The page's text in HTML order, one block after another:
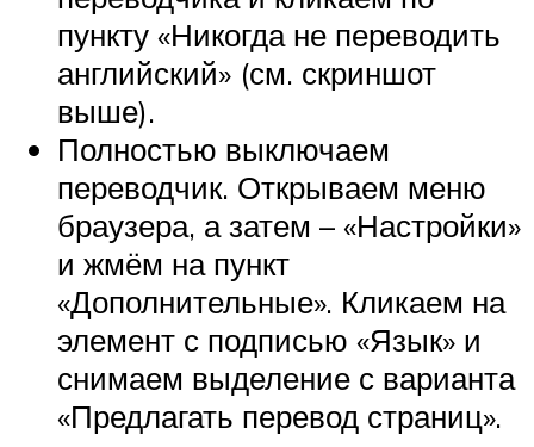
пункту «Никогда не переводить
английский» (см. скриншот
выше).
Полностью выключаем
переводчик. Открываем меню
браузера, а затем – «Настройки»
и жмём на пункт
«Дополнительные». Кликаем на
элемент с подписью «Язык» и
снимаем выделение с варианта
«Предлагать перевод страниц».